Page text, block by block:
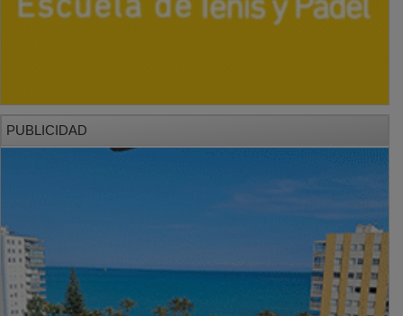
PUBLICIDAD